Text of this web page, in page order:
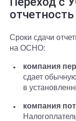
отчетность
Сроки сдачи
на ОСНО:
компания
сдает
в
компания